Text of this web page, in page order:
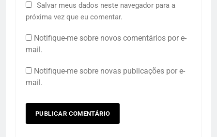
Salvar meus dados neste navegador para a
próxima vez que eu comentar.
Notifique-me sobre novos comentários por e-
mail.
Notifique-me sobre novas publicações por e-
mail.